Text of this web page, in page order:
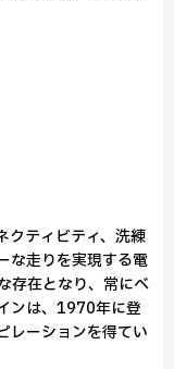
クティビティ、洗練
な走りを実現する電
存在となり、常にベ
ンは、1970年に登
レーションを得てい